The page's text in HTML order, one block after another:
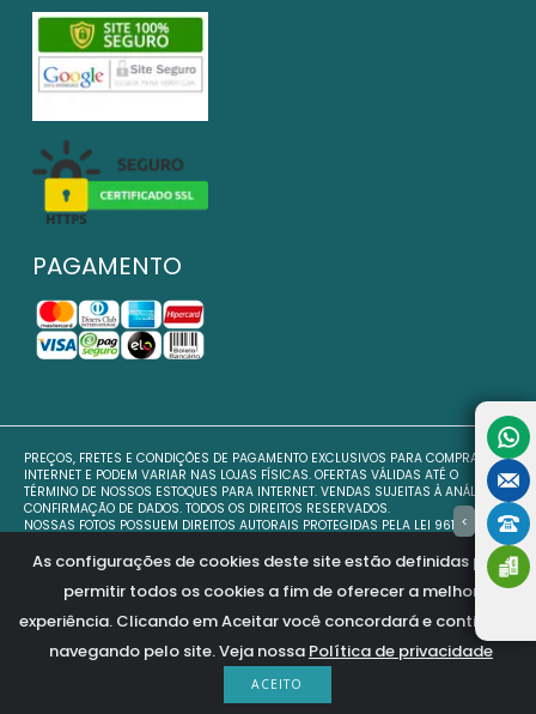
PAGAMENTO
PREÇOS, FRETES E CONDIÇÕES DE PAGAMENTO EXCLUSIVOS PARA COMPRAS VIA
INTERNET E PODEM VARIAR NAS LOJAS FÍSICAS. OFERTAS VÁLIDAS ATÉ O
TÉRMINO DE NOSSOS ESTOQUES PARA INTERNET. VENDAS SUJEITAS À ANÁLISE E
CONFIRMAÇÃO DE DADOS. TODOS OS DIREITOS RESERVADOS.
NOSSAS FOTOS POSSUEM DIREITOS AUTORAIS PROTEGIDAS PELA LEI 9610/98 NO
ART. 7, INC. VII. COPIAR AS IMAGENS É PASSÍVEL DE PENALIDADE JUDICIAL.
SLC IMPORTAÇÃO E EXPORTAÇÃO LTDA - 10.811.754/0001-85
Avenida conceição, 1750 - Vila Maria - Indaiatuba - SP - CEP: 13.335-345
As configurações de cookies deste site estão definidas para
permitir todos os cookies a fim de oferecer a melhor
experiência. Clicando em Aceitar você concordará e continuará
navegando pelo site. Veja nossa Política de privacidade
ACEITO
>